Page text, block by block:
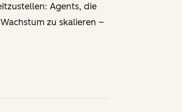
Agents, die
zu skalieren –